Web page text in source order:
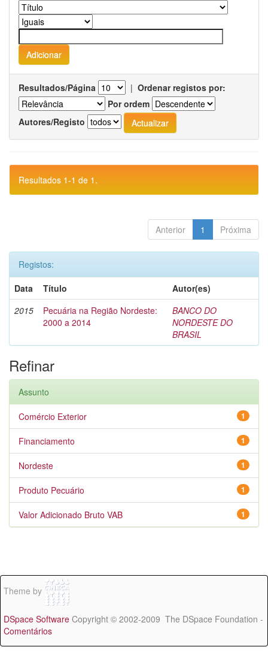
Resultados/Página | Ordenar registos por:
Por ordem
Autores/Registo
Resultados 1-1 de 1.
Anterior 1 Próxima
Registos:
Data
Título
Autor(es)
2015
Pecuária na Região Nordeste:
2000 a 2014
BANCO DO
NORDESTE DO
BRASIL
Refinar
Assunto
1
Comércio Exterior
1
Financiamento
1
Nordeste
1
Produto Pecuário
1
Valor Adicionado Bruto VAB
Theme by
DSpace Software Copyright © 2002-2009 The DSpace Foundation -
Comentários